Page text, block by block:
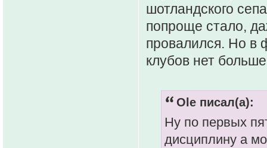
шотландского
попроще стало,
провалился. Но в
клубов нет
Ole писал(а):
Ну по первых
дисциплину а